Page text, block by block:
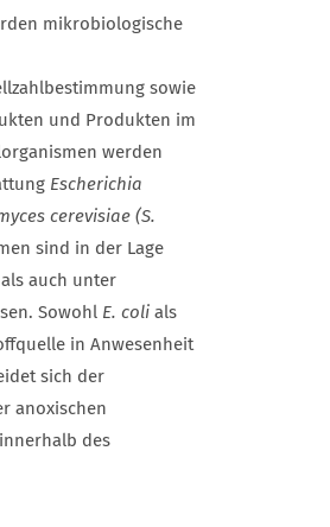
mikrobiologische
sowie
und Produkten im
werden
Escherichia
cerevisiae (S.
sind in der Lage
auch unter
Sowohl E. coli als
in Anwesenheit
sich der
anoxischen
des